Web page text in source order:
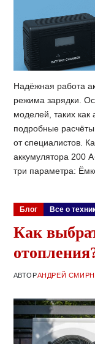
Надёжная работа
режима зарядки.
моделей, таких как
подробные
от специалистов.
аккумулятора 200
три параметра:
Блог Все о
Как
АВТОРАНДРЕЙ